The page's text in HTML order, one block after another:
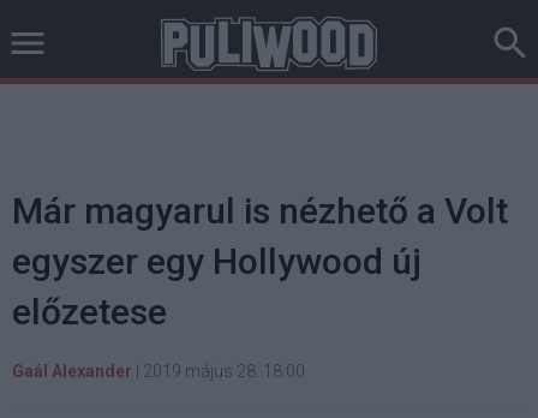
Már magyarul is nézhető a Volt
egyszer egy Hollywood új
előzetese
Gaál Alexander 2019 május 28. 18:00